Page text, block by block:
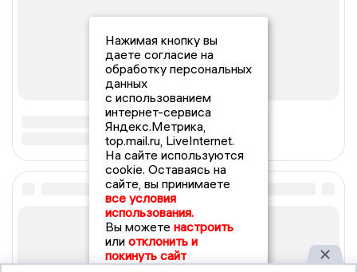
Нажимая кнопку вы
даете согласие на
обработку персональных
данных
с использованием
интернет-сервиса
Яндекс.Метрика,
top.mail.ru, LiveInternet.
На сайте используются
cookie. Оставаясь на
сайте, вы принимаете
все условия
использования.
Вы можете настроить
или отклонить и
покинуть сайт